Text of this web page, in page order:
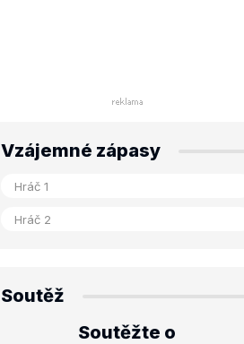
Vzájemné zápasy
Soutěž
Soutěžte o